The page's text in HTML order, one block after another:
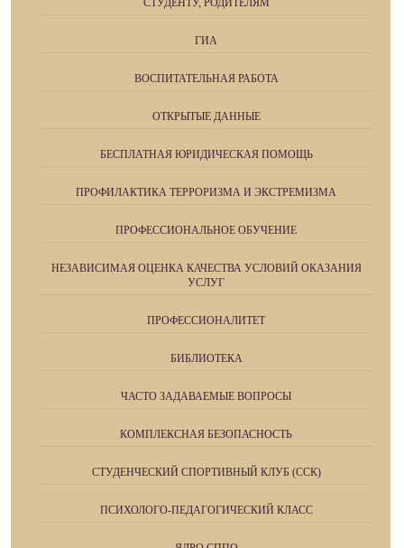
СТУДЕНТУ, РОДИТЕЛЯМ
ГИА
ВОСПИТАТЕЛЬНАЯ РАБОТА
ОТКРЫТЫЕ ДАННЫЕ
БЕСПЛАТНАЯ ЮРИДИЧЕСКАЯ ПОМОЩЬ
ПРОФИЛАКТИКА ТЕРРОРИЗМА И ЭКСТРЕМИЗМА
ПРОФЕССИОНАЛЬНОЕ ОБУЧЕНИЕ
НЕЗАВИСИМАЯ ОЦЕНКА КАЧЕСТВА УСЛОВИЙ ОКАЗАНИЯ
УСЛУГ
ПРОФЕССИОНАЛИТЕТ
БИБЛИОТЕКА
ЧАСТО ЗАДАВАЕМЫЕ ВОПРОСЫ
КОМПЛЕКСНАЯ БЕЗОПАСНОСТЬ
СТУДЕНЧЕСКИЙ СПОРТИВНЫЙ КЛУБ (ССК)
ПСИХОЛОГО-ПЕДАГОГИЧЕСКИЙ КЛАСС